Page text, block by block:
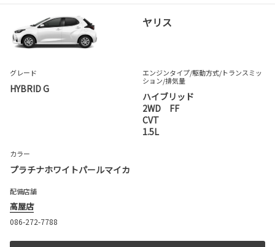
ヤリス
グレード
HYBRID G
エンジンタイプ/駆動方式/トランスミッ
ション/排気量
ハイブリッド
2WD FF
CVT
1.5L
カラー
プラチナホワイトパールマイカ
配備店舗
高屋店
086-272-7788